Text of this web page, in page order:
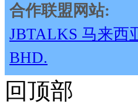
合作联盟网站:
JBTALKS 马来西
BHD.
回顶部